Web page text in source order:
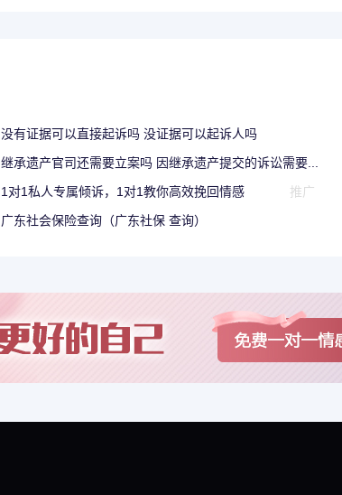
没有证据可以直接起诉吗 没证据可以起诉人吗
继承遗产官司还需要立案吗 因继承遗产提交的诉讼需要...
1对1私人专属倾诉，1对1教你高效挽回情感
推广
广东社会保险查询（广东社保 查询）